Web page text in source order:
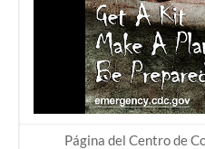
Página del Centro de